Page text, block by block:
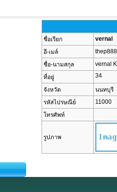
ชื่อเรียก
vernal
อี-เมล์
ชื่อ-นามสกุล
vernal K
ที่อยู่
34
จังหวัด
นนทบุรี
รหัสไปรษณีย์
11000
โทรศัพท์
รูปภาพ